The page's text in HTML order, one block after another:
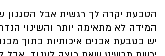
הטבעת יקרה לך רגשית אבל הסגנון
המידה לא מתאימה יותר והשינוי
יש בטבעת אבנים איכותיות בתוך